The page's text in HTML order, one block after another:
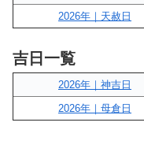
2026年｜天赦日
吉日一覧
2026年｜神吉日
2026年｜母倉日